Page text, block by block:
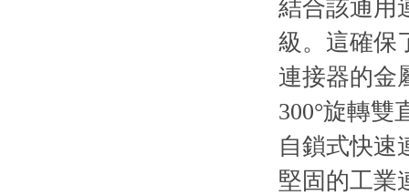
結合該通用
級。這確
連接器的金
300°旋轉雙
自鎖式快速
堅固的工業